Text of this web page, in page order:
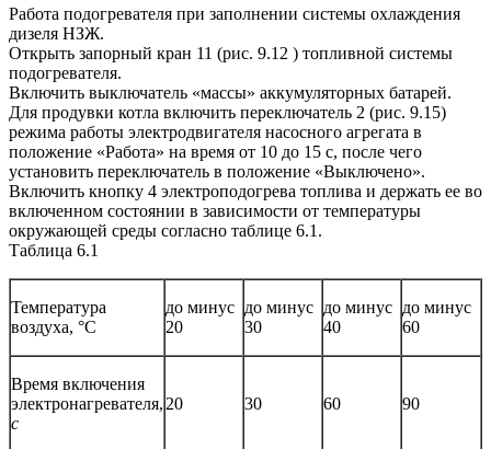
Работа подогревателя при заполнении системы охлаждения
дизеля НЗЖ.
Открыть запорный кран 11 (рис. 9.12 ) топливной системы
подогревателя.
Включить выключатель «массы» аккумуляторных батарей.
Для продувки котла включить переключатель 2 (рис. 9.15)
режима работы электродвигателя насосного агрегата в
положение «Работа» на время от 10 до 15 с, после чего
установить переключатель в положение «Выключено».
Включить кнопку 4 электроподогрева топлива и держать ее во
включенном состоянии в зависимости от температуры
окружающей среды согласно таблице 6.1.
Таблица 6.1
Температура
воздуха, °С
до минус
20
до минус
30
до минус
40
до минус
60
Время включения
электронагревателя,
с
20 30 60 90